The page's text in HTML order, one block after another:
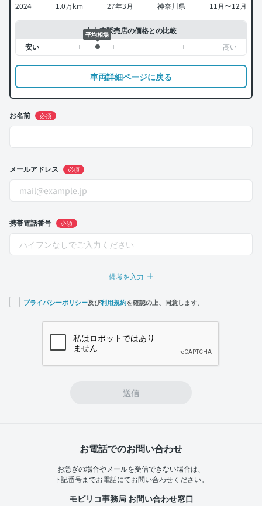
2024 1.0万km 27年3月 神奈川県 11月〜12月
中古車販売店の価格との比較
平均相場
車両詳細ページに戻る
お名前 必須
メールアドレス 必須
携帯電話番号 必須
備考を入力
プライバシーポリシー及び利用規約を確認の上、同意します。
送信
お電話でのお問い合わせ
お急ぎの場合やメールを受信できない場合は、
下記番号までお電話にてお問い合わせください。
モビリコ事務局 お問い合わせ窓口